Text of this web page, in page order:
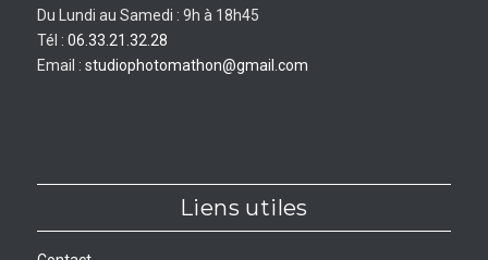
Du Lundi au Samedi : 9h à 18h45
Tél : 06.33.21.32.28
Email : studiophotomathon@gmail.com
Liens utiles